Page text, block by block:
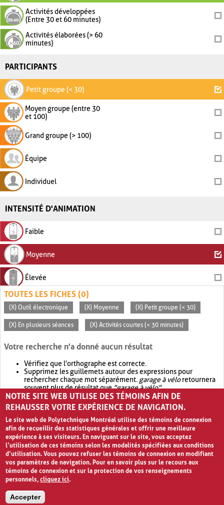
Activités développées
(Entre 30 et 60 minutes)
Activités élaborées (> 60
minutes)
PARTICIPANTS
Petit groupe (< 30)
Moyen groupe (entre 30
et 100)
Grand groupe (> 100)
Équipe
Individuel
INTENSITÉ D'ANIMATION
Faible
Moyenne
Élevée
TOUTES LES FICHES (0)
(X) Outil électronique (X) Moyenne (X) Petit groupe (< 30)
(X) En plusieurs séances (X) Activités courtes (< 30 minutes)
Votre recherche n'a donné aucun résultat
Vérifiez que l'orthographe est correcte.
Supprimez les guillemets autour des expressions pour
rechercher chaque mot séparément. garage à véloretournera
souvent plus de résultat que"garage à vélo".
Envisagez d'élargir votre recherche avec OR.garage OR vélo
retournera souvent plus de résultat quegarage à vélo
NOTRE SITE WEB UTILISE DES TÉMOINS AFIN DE
REHAUSSER VOTRE EXPÉRIENCE DE NAVIGATION.
Le site web de Polytechnique Montréal utilise des témoins de connexion
afin de recueillir des statistiques générales et offrir une meilleure
expérience à ses visiteurs. En naviguant sur le site, vous acceptez
l’utilisation de ces témoins selon les modalités spécifiées aux conditions
d’utilisation. Vous pouvez refuser les témoins de connexion en modifiant
vos paramètres de navigation. Pour en savoir plus sur le recours aux
témoins de connexion et sur la protection de vos renseignements
personnels,cliquez ici.
Accepter